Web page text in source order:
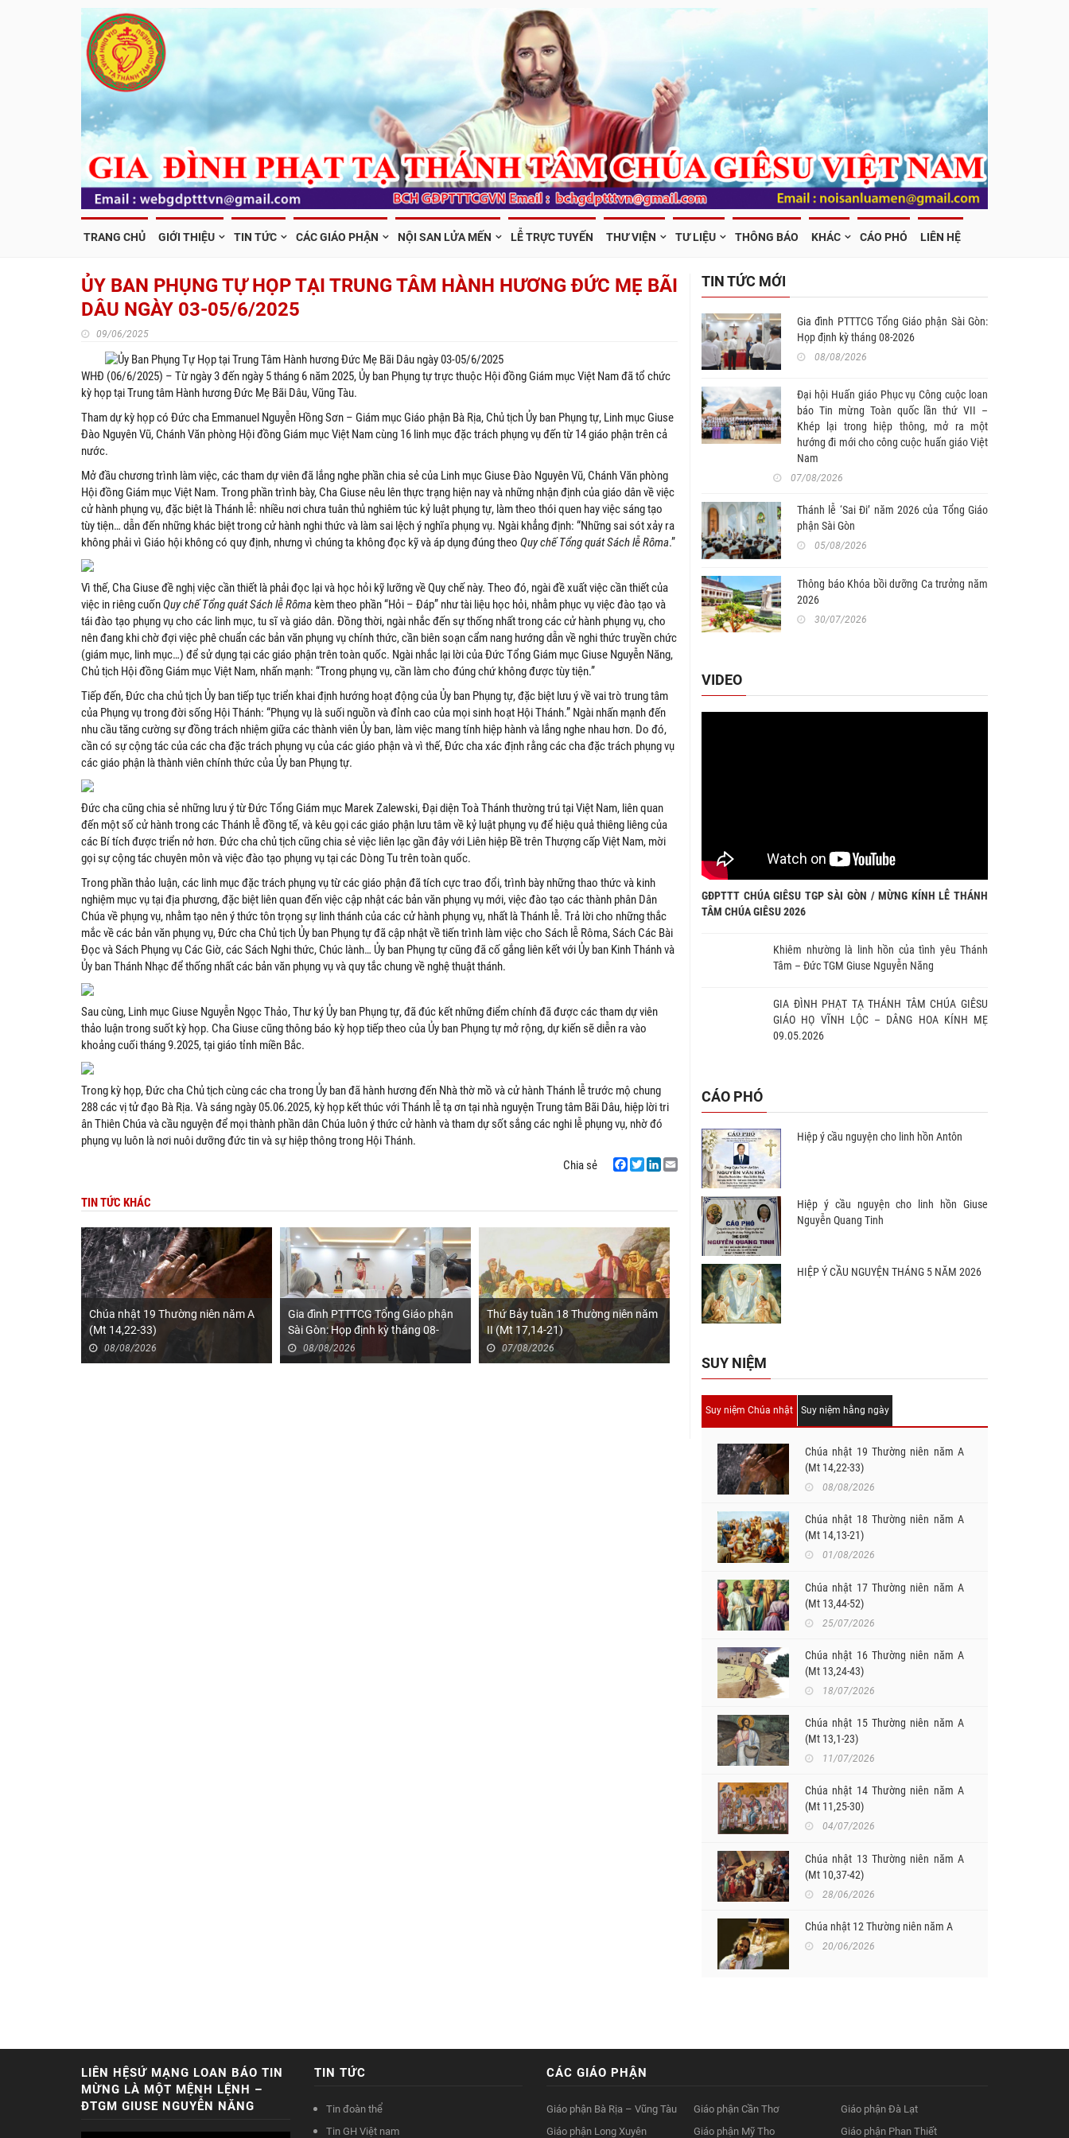
TRANG CHỦ GIỚI THIỆU TIN TỨC CÁC GIÁO PHẬN NỘI SAN LỬA MẾN LỄ TRỰC TUYẾN THƯ VIỆN TƯ LIỆU THÔNG BÁO KHÁC CÁO PHÓ LIÊN HỆ
ỦY BAN PHỤNG TỰ HỌP TẠI TRUNG TÂM HÀNH HƯƠNG ĐỨC MẸ BÃI
DÂU NGÀY 03-05/6/2025
09/06/2025
WHĐ (06/6/2025) – Từ ngày 3 đến ngày 5 tháng 6 năm 2025, Ủy ban Phụng tự trực thuộc Hội đồng Giám mục Việt Nam đã tổ chức
kỳ họp tại Trung tâm Hành hương Đức Mẹ Bãi Dâu, Vũng Tàu.
Tham dự kỳ họp có Đức cha Emmanuel Nguyễn Hồng Sơn – Giám mục Giáo phận Bà Rịa, Chủ tịch Ủy ban Phụng tự, Linh mục Giuse
Đào Nguyên Vũ, Chánh Văn phòng Hội đồng Giám mục Việt Nam cùng 16 linh mục đặc trách phụng vụ đến từ 14 giáo phận trên cả
nước.
Mở đầu chương trình làm việc, các tham dự viên đã lắng nghe phần chia sẻ của Linh mục Giuse Đào Nguyên Vũ, Chánh Văn phòng
Hội đồng Giám mục Việt Nam. Trong phần trình bày, Cha Giuse nêu lên thực trạng hiện nay và những nhận định của giáo dân về việc
cử hành phụng vụ, đặc biệt là Thánh lễ: nhiều nơi chưa tuân thủ nghiêm túc kỷ luật phụng tự, làm theo thói quen hay việc sáng tạo
tùy tiện… dẫn đến những khác biệt trong cử hành nghi thức và làm sai lệch ý nghĩa phụng vụ. Ngài khẳng định: “Những sai sót xảy ra
không phải vì Giáo hội không có quy định, nhưng vì chúng ta không đọc kỹ và áp dụng đúng theo Quy chế Tổng quát Sách lễ Rôma.”
Vì thế, Cha Giuse đề nghị việc cần thiết là phải đọc lại và học hỏi kỹ lưỡng về Quy chế này. Theo đó, ngài đề xuất việc cần thiết của
việc in riêng cuốnQuy chế Tổng quát Sách lễ Rôma kèm theo phần “Hỏi – Đáp” như tài liệu học hỏi, nhằm phục vụ việc đào tạo và
tái đào tạo phụng vụ cho các linh mục, tu sĩ và giáo dân. Đồng thời, ngài nhắc đến sự thống nhất trong các cử hành phụng vụ, cho
nên đang khi chờ đợi việc phê chuẩn các bản văn phụng vụ chính thức, cần biên soạn cẩm nang hướng dẫn về nghi thức truyền chức
(giám mục, linh mục…) để sử dụng tại các giáo phận trên toàn quốc. Ngài nhắc lại lời của Đức Tổng Giám mục Giuse Nguyễn Năng,
Chủ tịch Hội đồng Giám mục Việt Nam, nhấn mạnh: “Trong phụng vụ, cần làm cho đúng chứ không được tùy tiện.”
Tiếp đến, Đức cha chủ tịch Ủy ban tiếp tục triển khai định hướng hoạt động của Ủy ban Phụng tự, đặc biệt lưu ý về vai trò trung tâm
của Phụng vụ trong đời sống Hội Thánh: “Phụng vụ là suối nguồn và đỉnh cao của mọi sinh hoạt Hội Thánh.” Ngài nhấn mạnh đến
nhu cầu tăng cường sự đồng trách nhiệm giữa các thành viên Ủy ban, làm việc mang tính hiệp hành và lắng nghe nhau hơn. Do đó,
cần có sự cộng tác của các cha đặc trách phụng vụ của các giáo phận và vì thế, Đức cha xác định rằng các cha đặc trách phụng vụ
các giáo phận là thành viên chính thức của Ủy ban Phụng tự.
Đức cha cũng chia sẻ những lưu ý từ Đức Tổng Giám mục Marek Zalewski, Đại diện Toà Thánh thường trú tại Việt Nam, liên quan
đến một số cử hành trong các Thánh lễ đồng tế, và kêu gọi các giáo phận lưu tâm về kỷ luật phụng vụ để hiệu quả thiêng liêng của
các Bí tích được triển nở hơn. Đức cha chủ tịch cũng chia sẻ việc liên lạc gần đây với Liên hiệp Bề trên Thượng cấp Việt Nam, mời
gọi sự cộng tác chuyên môn và việc đào tạo phụng vụ tại các Dòng Tu trên toàn quốc.
Trong phần thảo luận, các linh mục đặc trách phụng vụ từ các giáo phận đã tích cực trao đổi, trình bày những thao thức và kinh
nghiệm mục vụ tại địa phương, đặc biệt liên quan đến việc cập nhật các bản văn phụng vụ mới, việc đào tạo các thành phân Dân
Chúa về phụng vụ, nhằm tạo nên ý thức tôn trọng sự linh thánh của các cử hành phụng vụ, nhất là Thánh lễ. Trả lời cho những thắc
mắc về các bản văn phụng vụ, Đức cha Chủ tịch Ủy ban Phụng tự đã cập nhật về tiến trình làm việc cho Sách lễ Rôma, Sách Các Bài
Đọc và Sách Phụng vụ Các Giờ, các Sách Nghi thức, Chúc lành… Ủy ban Phụng tự cũng đã cố gắng liên kết với Ủy ban Kinh Thánh và
Ủy ban Thánh Nhạc để thống nhất các bản văn phụng vụ và quy tắc chung về nghệ thuật thánh.
Sau cùng, Linh mục Giuse Nguyễn Ngọc Thảo, Thư ký Ủy ban Phụng tự, đã đúc kết những điểm chính đã được các tham dự viên
thảo luận trong suốt kỳ họp. Cha Giuse cũng thông báo kỳ họp tiếp theo của Ủy ban Phụng tự mở rộng, dự kiến sẽ diễn ra vào
khoảng cuối tháng 9.2025, tại giáo tỉnh miền Bắc.
Trong kỳ họp, Đức cha Chủ tịch cùng các cha trong Ủy ban đã hành hương đến Nhà thờ mồ và cử hành Thánh lễ trước mộ chung
288 các vị tử đạo Bà Rịa. Và sáng ngày 05.06.2025, kỳ họp kết thúc với Thánh lễ tạ ơn tại nhà nguyện Trung tâm Bãi Dâu, hiệp lời tri
ân Thiên Chúa và cầu nguyện để mọi thành phần dân Chúa luôn ý thức cử hành và tham dự sốt sắng các nghi lễ phụng vụ, nhờ đó
phụng vụ luôn là nơi nuôi dưỡng đức tin và sự hiệp thông trong Hội Thánh.
Chia sẻ
TIN TỨC KHÁC
Chúa nhật 19 Thường niên năm A
(Mt 14,22-33)
08/08/2026
Gia đình PTTTCG Tổng Giáo phận
Sài Gòn: Họp định kỳ tháng 08-
202608/08/2026
Thứ Bảy tuần 18 Thường niên năm
II (Mt 17,14-21)
07/08/2026
Đại hội Huấn giáo Phục vụ Công
thông, mở ra một hướng đi mới cho
công cuộc huấn giáo Việt Nam
TIN TỨC MỚI
Gia đình PTTTCG Tổng Giáo phận Sài Gòn:
Họp định kỳ tháng 08-2026
08/08/2026
Đại hội Huấn giáo Phục vụ Công cuộc loan
báo Tin mừng Toàn quốc lần thứ VII –
Khép lại trong hiệp thông, mở ra một
hướng đi mới cho công cuộc huấn giáo Việt
Nam
07/08/2026
Thánh lễ ‘Sai Đi’ năm 2026 của Tổng Giáo
phận Sài Gòn
05/08/2026
Thông báo Khóa bồi dưỡng Ca trưởng năm
2026
30/07/2026
VIDEO
GĐPTTT CHÚA GIÊSU TGP SÀI GÒN / MỪNG KÍNH LỄ THÁNH
TÂM CHÚA GIÊSU 2026
Khiêm nhường là linh hồn của tình yêu Thánh
Tâm – Đức TGM Giuse Nguyễn Năng
GIA ĐÌNH PHẠT TẠ THÁNH TÂM CHÚA GIÊSU
GIÁO HỌ VĨNH LỘC – DÂNG HOA KÍNH MẸ
09.05.2026
CÁO PHÓ
Hiệp ý cầu nguyện cho linh hồn Antôn
Hiệp ý cầu nguyện cho linh hồn Giuse
Nguyễn Quang Tinh
HIỆP Ý CẦU NGUYỆN THÁNG 5 NĂM 2026
SUY NIỆM
Suy niệm Chúa nhật Suy niệm hằng ngày
Chúa nhật 19 Thường niên năm A
(Mt 14,22-33)
08/08/2026
Chúa nhật 18 Thường niên năm A
(Mt 14,13-21)
01/08/2026
Chúa nhật 17 Thường niên năm A
(Mt 13,44-52)
25/07/2026
Chúa nhật 16 Thường niên năm A
(Mt 13,24-43)
18/07/2026
Chúa nhật 15 Thường niên năm A
(Mt 13,1-23)
11/07/2026
Chúa nhật 14 Thường niên năm A
(Mt 11,25-30)
04/07/2026
Chúa nhật 13 Thường niên năm A
(Mt 10,37-42)
28/06/2026
Chúa nhật 12 Thường niên năm A
20/06/2026
LIÊN HỆSỨ MẠNG LOAN BÁO TIN
MỪNG LÀ MỘT MỆNH LỆNH –
ĐTGM GIUSE NGUYỄN NĂNG
TIN TỨC
Tin đoàn thể
Tin GH Việt nam
CÁC GIÁO PHẬN
Giáo phận Bà Rịa – Vũng Tàu Giáo phận Cần Thơ
Giáo phận Đà Lạt
Giáo phận Long Xuyên
Giáo phận Mỹ Tho Giáo phận Phan Thiết